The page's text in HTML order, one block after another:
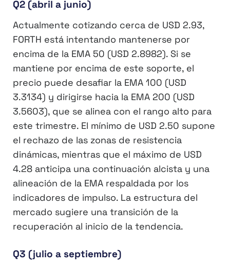
Q2 (abril a junio)
Actualmente cotizando cerca de USD 2.93,
FORTH está intentando mantenerse por
encima de la EMA 50 (USD 2.8982). Si se
mantiene por encima de este soporte, el
precio puede desafiar la EMA 100 (USD
3.3134) y dirigirse hacia la EMA 200 (USD
3.5603), que se alinea con el rango alto para
este trimestre. El mínimo de USD 2.50 supone
el rechazo de las zonas de resistencia
dinámicas, mientras que el máximo de USD
4.28 anticipa una continuación alcista y una
alineación de la EMA respaldada por los
indicadores de impulso. La estructura del
mercado sugiere una transición de la
recuperación al inicio de la tendencia.
Q3 (julio a septiembre)